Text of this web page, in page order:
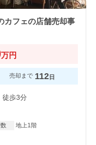
カフェの店舗売却事
万円
売却まで 112日
東急田園都市線 二子新地駅 徒歩3分
地上1階